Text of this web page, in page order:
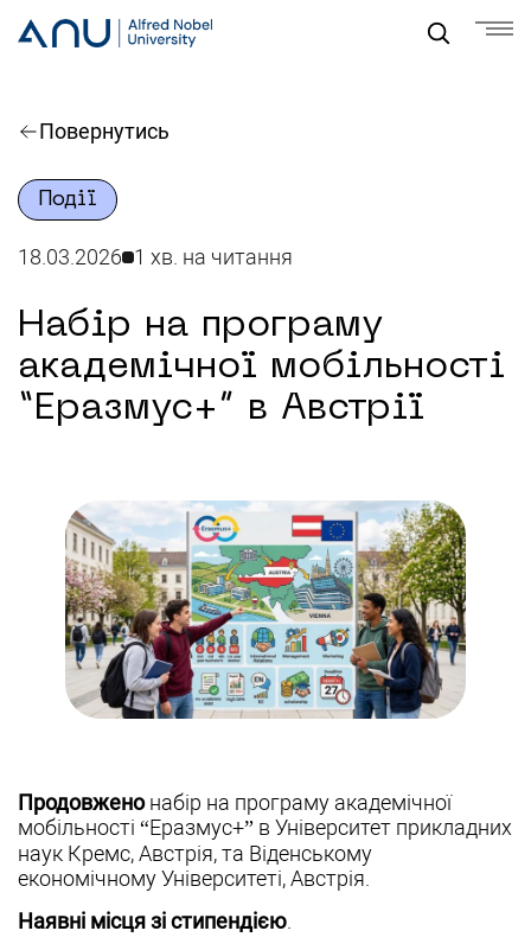
Повернутись
Події
18.03.2026 1 хв. на читання
Набір на програму
академічної мобільності
“Еразмус+” в Австрії
Продовженонабір на програму академічної
мобільності “Еразмус+” в Університет прикладних
наук Кремс, Австрія, та Віденському
економічному Університеті, Австрія.
Наявні місця зі стипендією.